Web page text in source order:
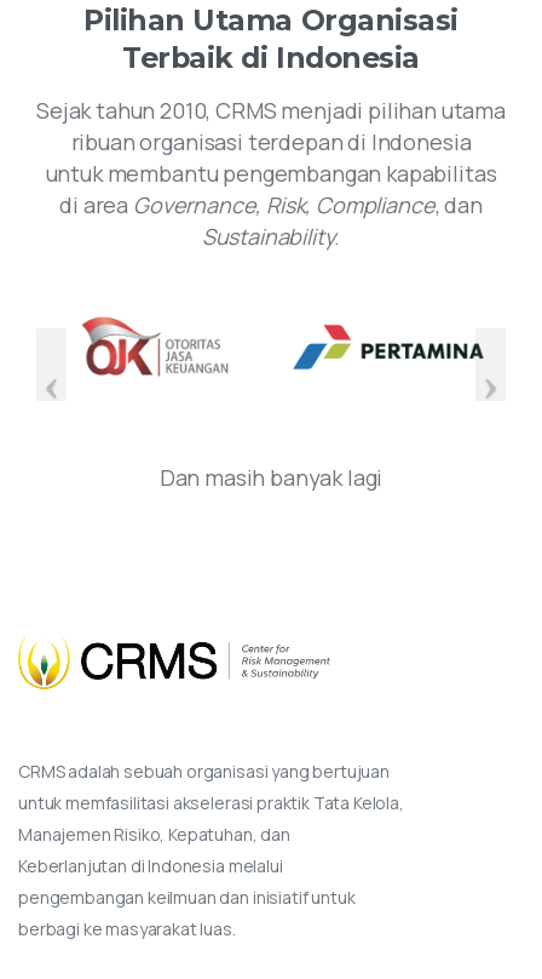
Pilihan Utama Organisasi
Terbaik di Indonesia
Sejak tahun 2010, CRMS menjadi pilihan utama
ribuan organisasi terdepan di Indonesia
untuk membantu pengembangan kapabilitas
di area Governance, Risk, Compliance, dan
Sustainability.
Dan masih banyak lagi
CRMS adalah sebuah organisasi yang bertujuan
untuk memfasilitasi akselerasi praktik Tata Kelola,
Manajemen Risiko, Kepatuhan, dan
Keberlanjutan di Indonesia melalui
pengembangan keilmuan dan inisiatif untuk
berbagi ke masyarakat luas.